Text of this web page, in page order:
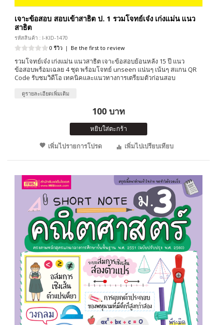
เจาะข้อสอบ สอบเข้าสาธิต ป. 1 รวมโจทย์เจ๋ง เก่งแม่น แนว
สาธิต
รหัสสินค้า : I-KID-1470
0 รีวิว | Be the first to review
รวมโจทย์เจ๋ง เก่งแม่น แนวสาธิต เจาะข้อสอบย้อนหลัง 15 ปี แนว
ข้อสอบพร้อมเฉลย 4 ชุด พร้อมโจทย์ unseen แน่นๆ เน้นๆ สแกน QR
Code รับชมวิดีโอ เทคนิคและเเนวทางการเตรียมตัวก่อนสอบ
ดูรายละเอียดเพิ่มเติม
100 บาท
หยิบใส่ตะกร้า
เพิ่มไปรายการโปรด
เพิ่มไปเปรียบเทียบ